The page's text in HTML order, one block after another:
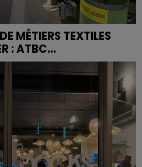
MÉTIERS TEXTILES
: ATBC...